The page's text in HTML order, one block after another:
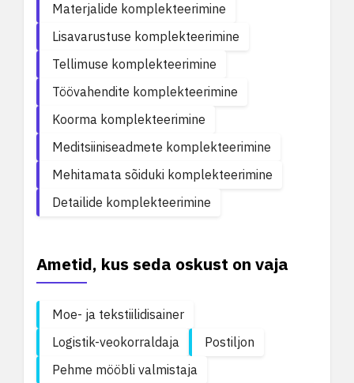
Materjalide komplekteerimine
Lisavarustuse komplekteerimine
Tellimuse komplekteerimine
Töövahendite komplekteerimine
Koorma komplekteerimine
Meditsiiniseadmete komplekteerimine
Mehitamata sõiduki komplekteerimine
Detailide komplekteerimine
Ametid, kus seda oskust on vaja
Moe- ja tekstiilidisainer
Logistik-veokorraldaja
Postiljon
Pehme mööbli valmistaja